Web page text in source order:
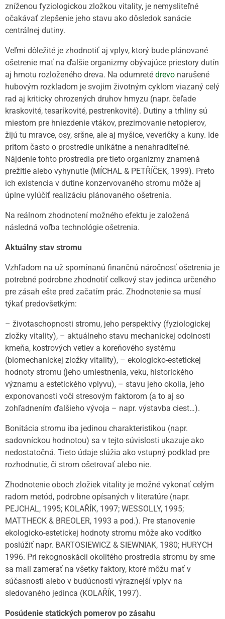
zníženou fyziologickou zložkou vitality, je nemysliteľné
očakávať zlepšenie jeho stavu ako dôsledok sanácie
centrálnej dutiny.
Veľmi dôležité je zhodnotiť aj vplyv, ktorý bude plánované
ošetrenie mať na ďalšie organizmy obývajúce priestory dutín
aj hmotu rozloženého dreva. Na odumreté drevo narušené
hubovým rozkladom je svojim životným cyklom viazaný celý
rad aj kriticky ohrozených druhov hmyzu (napr. čeľade
kraskovité, tesaríkovité, pestrenkovité). Dutiny a trhliny sú
miestom pre hniezdenie vtákov, prezimovanie netopierov,
žijú tu mravce, osy, sršne, ale aj myšice, veveričky a kuny. Ide
pritom často o prostredie unikátne a nenahraditeľné.
Nájdenie tohto prostredia pre tieto organizmy znamená
prežitie alebo vyhynutie (MÍCHAL & PETŘÍČEK, 1999). Preto
ich existencia v dutine konzervovaného stromu môže aj
úplne vylúčiť realizáciu plánovaného ošetrenia.
Na reálnom zhodnotení možného efektu je založená
následná voľba technológie ošetrenia.
Aktuálny stav stromu
Vzhľadom na už spomínanú finančnú náročnosť ošetrenia je
potrebné podrobne zhodnotiť celkový stav jedinca určeného
pre zásah ešte pred začatím prác. Zhodnotenie sa musí
týkať predovšetkým:
– životaschopnosti stromu, jeho perspektívy (fyziologickej
zložky vitality), – aktuálneho stavu mechanickej odolnosti
kmeňa, kostrových vetiev a koreňového systému
(biomechanickej zložky vitality), – ekologicko-estetickej
hodnoty stromu (jeho umiestnenia, veku, historického
významu a estetického vplyvu), – stavu jeho okolia, jeho
exponovanosti voči stresovým faktorom (a to aj so
zohľadnením ďalšieho vývoja – napr. výstavba ciest…).
Bonitácia stromu iba jedinou charakteristikou (napr.
sadovníckou hodnotou) sa v tejto súvislosti ukazuje ako
nedostatočná. Tieto údaje slúžia ako vstupný podklad pre
rozhodnutie, či strom ošetrovať alebo nie.
Zhodnotenie oboch zložiek vitality je možné vykonať celým
radom metód, podrobne opísaných v literatúre (napr.
PEJCHAL, 1995; KOLAŘÍK, 1997; WESSOLLY, 1995;
MATTHECK & BREOLER, 1993 a pod.). Pre stanovenie
ekologicko-estetickej hodnoty stromu môže ako vodítko
poslúžiť napr. BARTOSIEWICZ & SIEWNIAK, 1980; HURYCH
1996. Pri rekognoskácii okolitého prostredia stromu by sme
sa mali zamerať na všetky faktory, ktoré môžu mať v
súčasnosti alebo v budúcnosti výraznejší vplyv na
sledovaného jedinca (KOLAŘÍK, 1997).
Posúdenie statických pomerov po zásahu